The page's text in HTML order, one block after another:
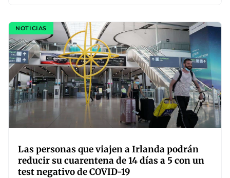
NOTICIAS
Las personas que viajen a Irlanda podrán
reducir su cuarentena de 14 días a 5 con un
test negativo de COVID-19